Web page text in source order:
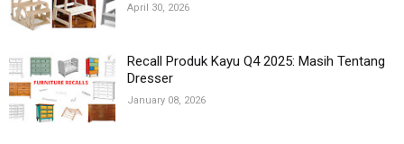
April 30, 2026
Recall Produk Kayu Q4 2025: Masih Tentang
Dresser
January 08, 2026